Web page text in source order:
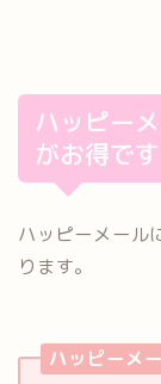
ハッピー
がお得です
ハッピーメール
ります。
ハッピーメ